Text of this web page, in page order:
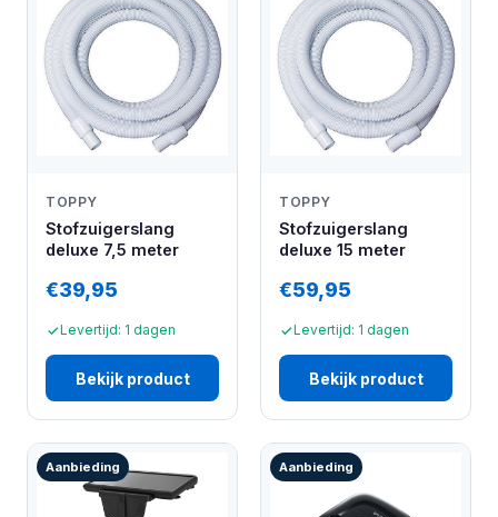
TOPPY
Stofzuigerslang
deluxe 7,5 meter
€39,95
Levertijd: 1 dagen
Bekijk product
TOPPY
Stofzuigerslang
deluxe 15 meter
€59,95
Levertijd: 1 dagen
Bekijk product
Aanbieding Aanbieding